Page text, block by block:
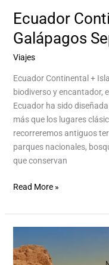
Ecuador
Galápagos
Viajes/
Ecuador Continental +
biodiverso y encantador,
Ecuador ha sido
más que los lugares
recorreremos antiguos
parques nacionales,
que conservan
Read More »
Septiembre
2027